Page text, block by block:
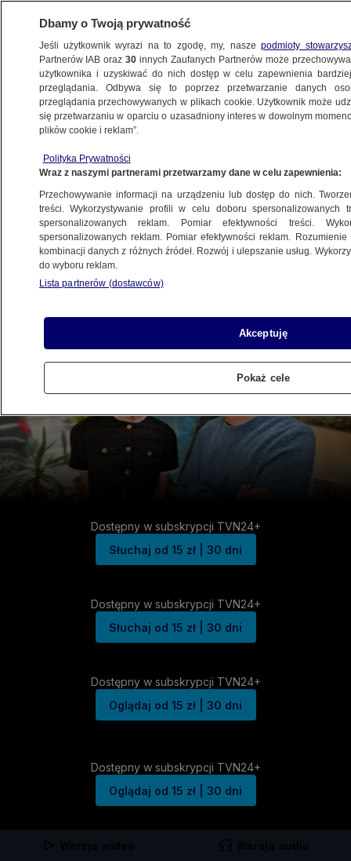
Dostępny w subskrypcji TVN24+
Słuchaj od 15 zł | 30 dni
Dostępny w subskrypcji TVN24+
Słuchaj od 15 zł | 30 dni
Dostępny w subskrypcji TVN24+
Oglądaj od 15 zł | 30 dni
Dostępny w subskrypcji TVN24+
Oglądaj od 15 zł | 30 dni
Dbamy o Twoją prywatność
Jeśli użytkownik wyrazi na to zgodę, my, naszepodmioty
Partnerów IAB oraz30 innych Zaufanych Partnerów może
użytkownika i uzyskiwać do nich dostęp w celu zapewnienia
przeglądania. Odbywa się to poprzez przetwarzanie danych
przeglądania przechowywanych w plikach cookie. Użytkownik może
się przetwarzaniu w oparciu o uzasadniony interes w dowolnym
plików cookie i reklam”.
Polityka Prywatności
Wraz z naszymi partnerami przetwarzamy dane w celu zapewnienia:
Przechowywanie informacji na urządzeniu lub dostęp do nich.
treści. Wykorzystywanie profili w celu doboru spersonalizowanych
spersonalizowanych reklam. Pomiar efektywności treści.
spersonalizowanych reklam. Pomiar efektywności reklam.
kombinacji danych z różnych źródeł. Rozwój i ulepszanie usług.
do wyboru reklam.
Lista partnerów (dostawców)
Akceptuję
Pokaż cele